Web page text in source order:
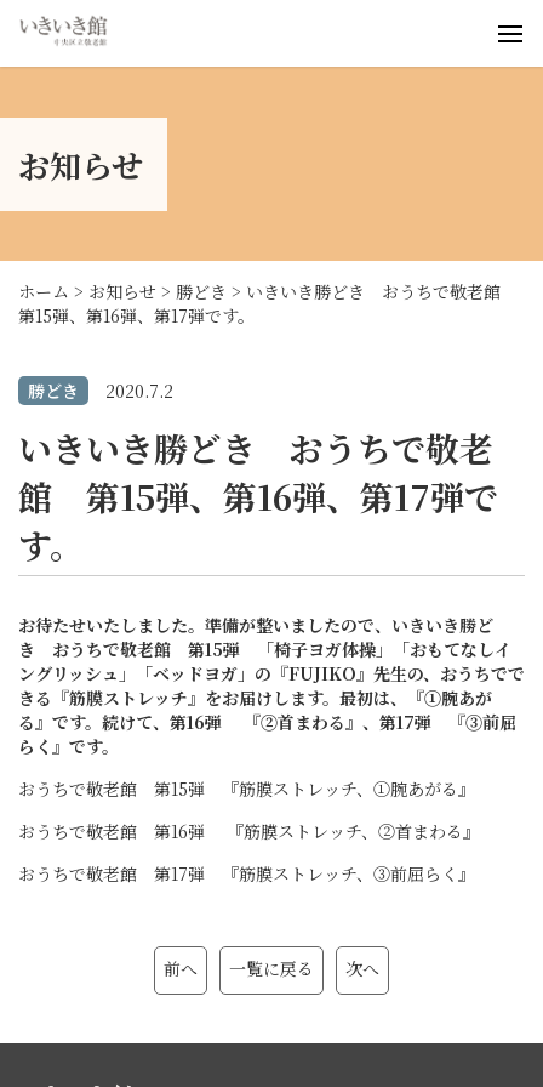
お知らせ
ホーム > お知らせ > 勝どき > いきいき勝どき おうちで敬老館
第15弾、第16弾、第17弾です。
勝どき 2020.7.2
いきいき勝どき おうちで敬老
館 第15弾、第16弾、第17弾で
す。
お待たせいたしました。準備が整いましたので、いきいき勝ど
き おうちで敬老館 第15弾 「椅子ヨガ体操」「おもてなしイ
ングリッシュ」「ベッドヨガ」の『FUJIKO』先生の、おうちでで
きる『筋膜ストレッチ』をお届けします。最初は、『①腕あが
る』です。続けて、第16弾 『②首まわる』、第17弾 『③前屈
らく』です。
おうちで敬老館 第15弾 『筋膜ストレッチ、①腕あがる』
おうちで敬老館 第16弾 『筋膜ストレッチ、②首まわる』
おうちで敬老館 第17弾 『筋膜ストレッチ、③前屈らく』
前へ 一覧に戻る 次へ